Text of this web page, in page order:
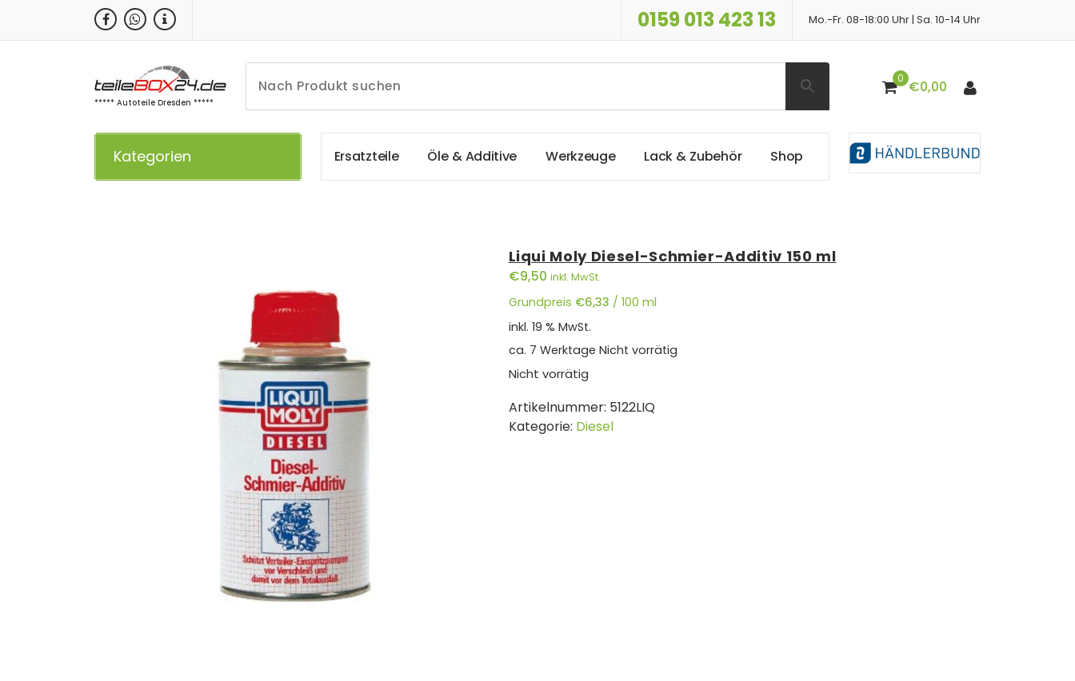
0159 013 423 13 Mo.-Fr. 08-18:00 Uhr | Sa. 10-14 Uhr
***** Autoteile Dresden *****
0 €0,00
Kategorien Ersatzteile Öle &Additive Werkzeuge Lack & Zubehör Shop
Liqui Moly Diesel-Schmier-Additiv 150 ml
€9,50 inkl. MwSt.
Grundpreis €6,33 / 100 ml
inkl. 19 % MwSt.
ca. 7 Werktage Nicht vorrätig
Nicht vorrätig
Artikelnummer: 5122LIQ
Kategorie: Diesel